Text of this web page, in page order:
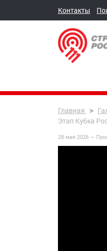
Контакты
Главная
Этап Кубка
28 мая 2026 —